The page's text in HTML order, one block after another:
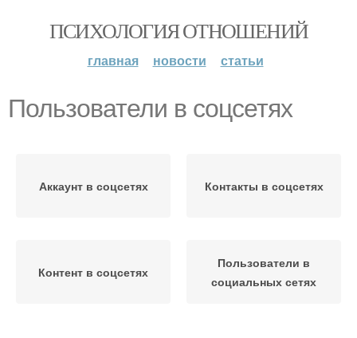
ПСИХОЛОГИЯ ОТНОШЕНИЙ
главная новости статьи
Пользователи в соцсетях
Аккаунт в соцсетях Контакты в соцсетях
Контент в соцсетях
Пользователи в
социальных сетях